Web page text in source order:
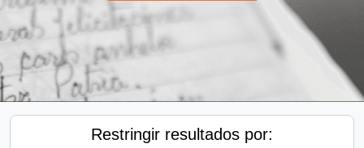
Restringir resultados por: